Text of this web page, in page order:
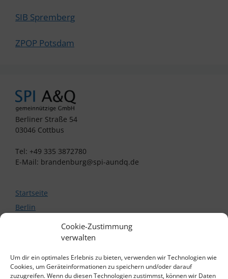
Cookie-Zustimmung
verwalten
Um dir ein optimales Erlebnis zu bieten, verwenden wir Technologien wie
Cookies, um Geräteinformationen zu speichern und/oder darauf
zuzugreifen. Wenn du diesen Technologien zustimmst, können wir Daten
SIB Spremberg
ZPOP Potsdam
Berliner Straße 54
03046 Cottbus
Tel: +49 335 3872780
E-Mail: brandenburg@spi-aundq.de
Startseite
Berlin
Projekt SPItzenküche
Projekt Sewan-Kaufhaus
Neue Wege Cottbus